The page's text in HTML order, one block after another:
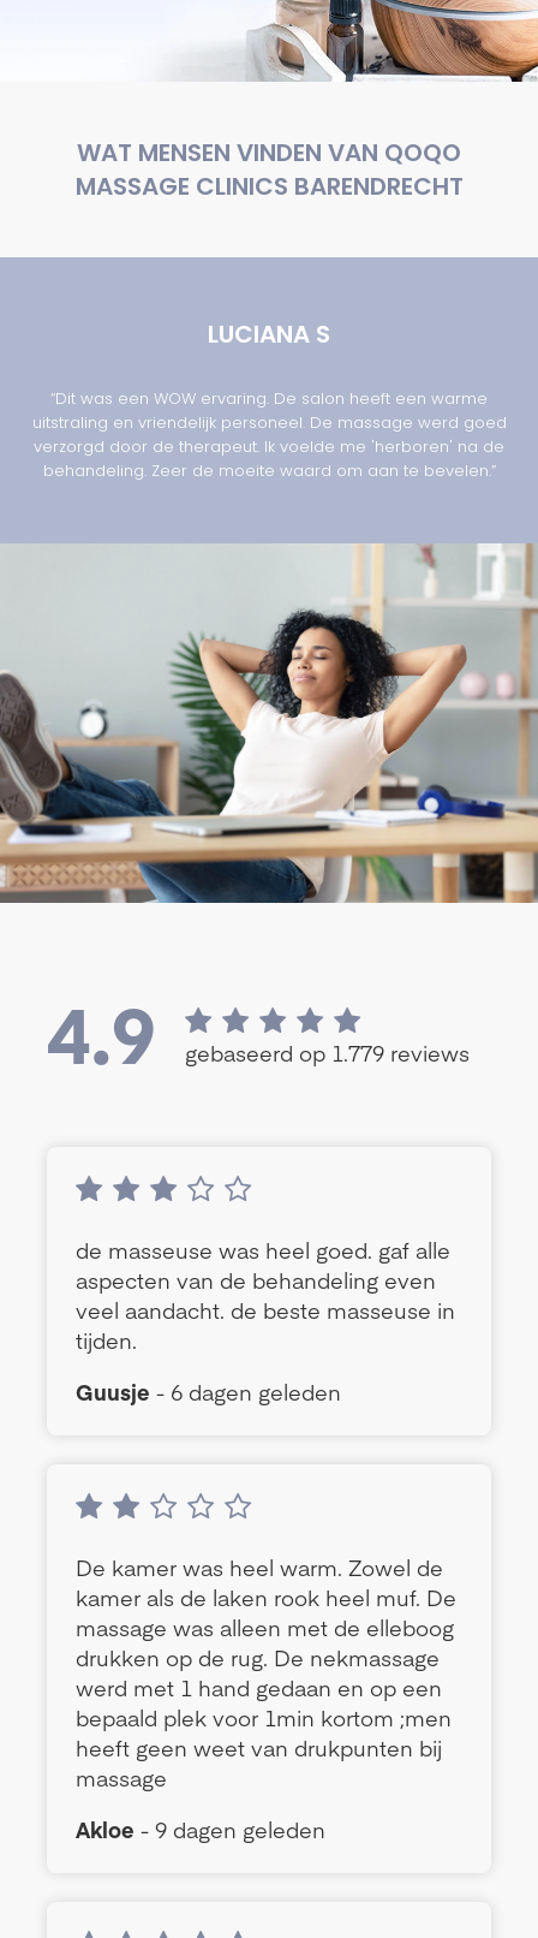
WAT MENSEN VINDEN VAN QOQO
MASSAGE CLINICS BARENDRECHT
LUCIANA S
“Dit was een WOW ervaring. De salon heeft een warme
uitstraling en vriendelijk personeel. De massage werd goed
verzorgd door de therapeut. Ik voelde me 'herboren' na de
behandeling. Zeer de moeite waard om aan te bevelen.”